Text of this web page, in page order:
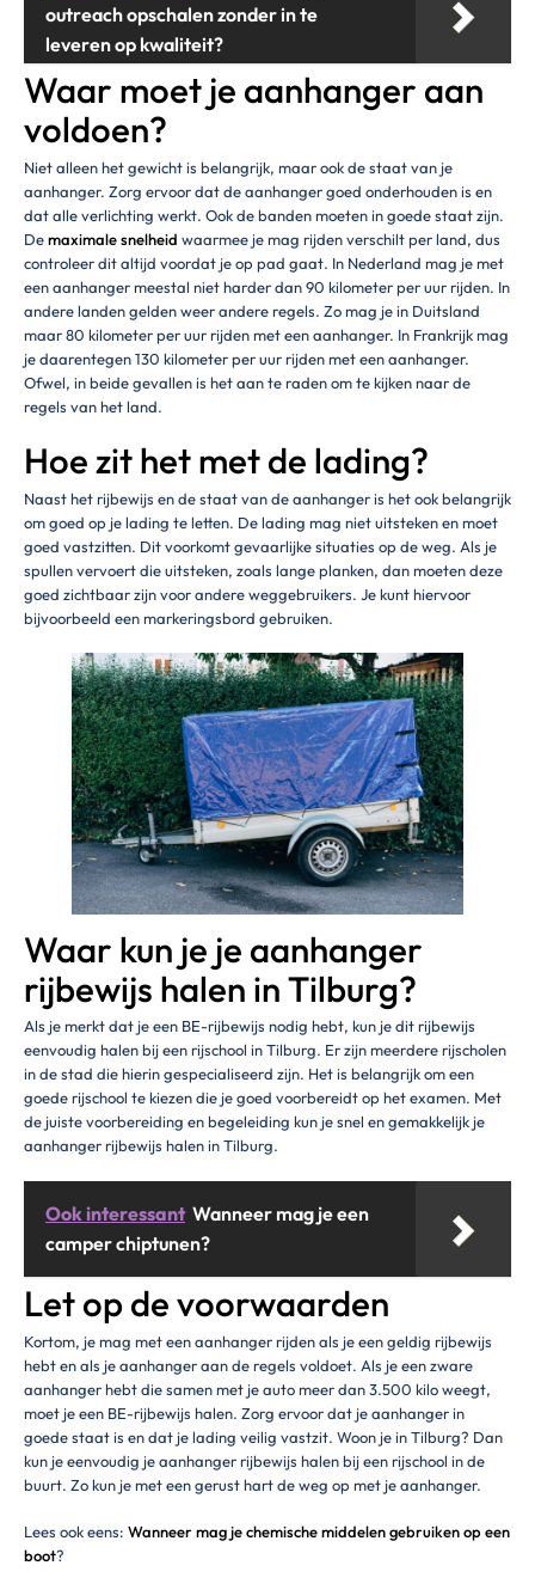
outreach opschalen zonder in te
leveren op kwaliteit?
Waar moet je aanhanger aan
voldoen?
Niet alleen het gewicht is belangrijk, maar ook de staat van je
aanhanger. Zorg ervoor dat de aanhanger goed onderhouden is en
dat alle verlichting werkt. Ook de banden moeten in goede staat zijn.
Demaximale snelheid waarmee je mag rijden verschilt per land, dus
controleer dit altijd voordat je op pad gaat. In Nederland mag je met
een aanhanger meestal niet harder dan 90 kilometer per uur rijden. In
andere landen gelden weer andere regels. Zo mag je in Duitsland
maar 80 kilometer per uur rijden met een aanhanger. In Frankrijk mag
je daarentegen 130 kilometer per uur rijden met een aanhanger.
Ofwel, in beide gevallen is het aan te raden om te kijken naar de
regels van het land.
Hoe zit het met de lading?
Naast het rijbewijs en de staat van de aanhanger is het ook belangrijk
om goed op je lading te letten. De lading mag niet uitsteken en moet
goed vastzitten. Dit voorkomt gevaarlijke situaties op de weg. Als je
spullen vervoert die uitsteken, zoals lange planken, dan moeten deze
goed zichtbaar zijn voor andere weggebruikers. Je kunt hiervoor
bijvoorbeeld een markeringsbord gebruiken.
Waar kun je je aanhanger
rijbewijs halen in Tilburg?
Als je merkt dat je een BE-rijbewijs nodig hebt, kun je dit rijbewijs
eenvoudig halen bij een rijschool in Tilburg. Er zijn meerdere rijscholen
in de stad die hierin gespecialiseerd zijn. Het is belangrijk om een
goede rijschool te kiezen die je goed voorbereidt op het examen. Met
de juiste voorbereiding en begeleiding kun je snel en gemakkelijk je
aanhanger rijbewijs halen in Tilburg.
Ook interessant Wanneer mag je een
camper chiptunen?
Let op de voorwaarden
Kortom, je mag met een aanhanger rijden als je een geldig rijbewijs
hebt en als je aanhanger aan de regels voldoet. Als je een zware
aanhanger hebt die samen met je auto meer dan 3.500 kilo weegt,
moet je een BE-rijbewijs halen. Zorg ervoor dat je aanhanger in
goede staat is en dat je lading veilig vastzit. Woon je in Tilburg? Dan
kun je eenvoudig je aanhanger rijbewijs halen bij een rijschool in de
buurt. Zo kun je met een gerust hart de weg op met je aanhanger.
Lees ook eens: Wanneer mag je chemische middelen gebruiken op een
boot?